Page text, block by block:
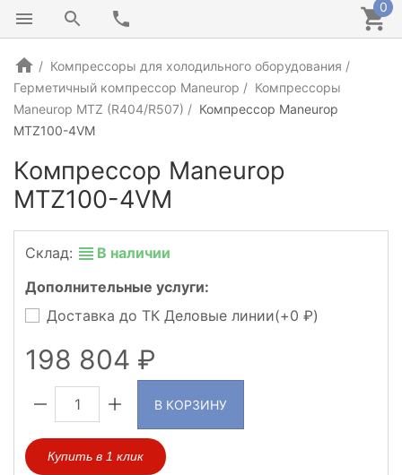
0
Компрессоры для холодильного оборудования
Герметичный компрессор Maneurop
Компрессоры
Maneurop MTZ (R404/R507)
Компрессор Maneurop
MTZ100-4VM
Компрессор Maneurop
MTZ100-4VM
Склад:
В наличии
Дополнительные услуги:
Доставка до ТК Деловые линии(+0 )
198 804
В КОРЗИНУ
Купить в 1 клик